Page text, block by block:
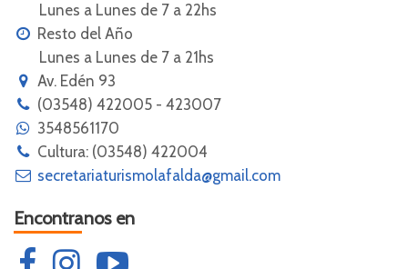
Lunes a Lunes de 7 a 22hs
Resto del Año
Lunes a Lunes de 7 a 21hs
Av. Edén 93
(03548) 422005 - 423007
3548561170
Cultura: (03548) 422004
secretariaturismolafalda@gmail.com
Encontranos en